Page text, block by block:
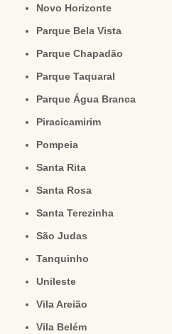
Novo Horizonte
Parque Bela Vista
Parque Chapadão
Parque Taquaral
Parque Água Branca
Piracicamirim
Pompeia
Santa Rita
Santa Rosa
Santa Terezinha
São Judas
Tanquinho
Unileste
Vila Areião
Vila Belém